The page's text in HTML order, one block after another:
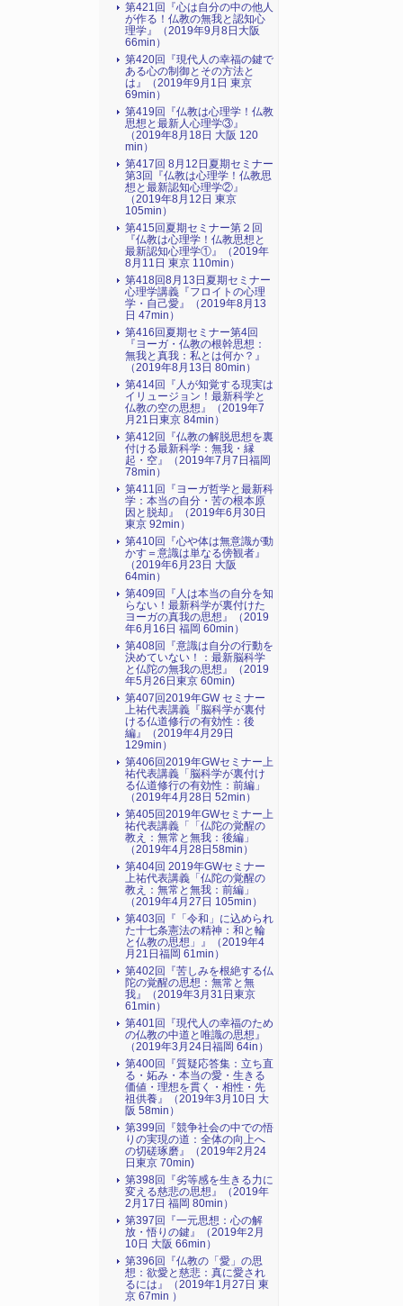
第421回『心は自分の中の他人
が作る！仏教の無我と認知心
理学』（2019年9月8日大阪
66min）
第420回『現代人の幸福の鍵で
ある心の制御とその方法と
は』（2019年9月1日 東京
69min）
第419回『仏教は心理学！仏教
思想と最新人心理学③』
（2019年8月18日 大阪 120
min）
第417回 8月12日夏期セミナー
第3回『仏教は心理学！仏教思
想と最新認知心理学②』
（2019年8月12日 東京
105min）
第415回夏期セミナー第２回
『仏教は心理学！仏教思想と
最新認知心理学①』（2019年
8月11日 東京 110min）
第418回8月13日夏期セミナー
心理学講義『フロイトの心理
学・自己愛』（2019年8月13
日 47min）
第416回夏期セミナー第4回
『ヨーガ・仏教の根幹思想：
無我と真我：私とは何か？』
（2019年8月13日 80min）
第414回『人が知覚する現実は
イリュージョン！最新科学と
仏教の空の思想』（2019年7
月21日東京 84min）
第412回『仏教の解脱思想を裏
付ける最新科学：無我・縁
起・空』（2019年7月7日福岡
78min）
第411回『ヨーガ哲学と最新科
学：本当の自分・苦の根本原
因と脱却』（2019年6月30日
東京 92min）
第410回『心や体は無意識が動
かす＝意識は単なる傍観者』
（2019年6月23日 大阪
64min）
第409回『人は本当の自分を知
らない！最新科学が裏付けた
ヨーガの真我の思想』（2019
年6月16日 福岡 60min）
第408回『意識は自分の行動を
決めていない！：最新脳科学
と仏陀の無我の思想』（2019
年5月26日東京 60min)
第407回2019年GW セミナー
上祐代表講義『脳科学が裏付
ける仏道修行の有効性：後
編』（2019年4月29日
129min）
第406回2019年GWセミナー上
祐代表講義「脳科学が裏付け
る仏道修行の有効性：前編」
（2019年4月28日 52min）
第405回2019年GWセミナー上
祐代表講義「「仏陀の覚醒の
教え：無常と無我：後編」
（2019年4月28日58min）
第404回 2019年GWセミナー
上祐代表講義「仏陀の覚醒の
教え：無常と無我：前編」
（2019年4月27日 105min）
第403回『「令和」に込められ
た十七条憲法の精神：和と輪
と仏教の思想」』（2019年4
月21日福岡 61min）
第402回『苦しみを根絶する仏
陀の覚醒の思想：無常と無
我』（2019年3月31日東京
61min）
第401回『現代人の幸福のため
の仏教の中道と唯識の思想』
（2019年3月24日福岡 64in）
第400回『質疑応答集：立ち直
る・妬み・本当の愛・生きる
価値・理想を貫く・相性・先
祖供養』（2019年3月10日 大
阪 58min）
第399回『競争社会の中での悟
りの実現の道：全体の向上へ
の切磋琢磨』（2019年2月24
日東京 70min)
第398回『劣等感を生きる力に
変える慈悲の思想』（2019年
2月17日 福岡 80min）
第397回『一元思想：心の解
放・悟りの鍵』（2019年2月
10日 大阪 66min）
第396回『仏教の「愛」の思
想：欲愛と慈悲：真に愛され
るには』（2019年1月27日 東
京 67min ）